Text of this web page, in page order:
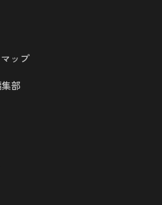
ップ
部